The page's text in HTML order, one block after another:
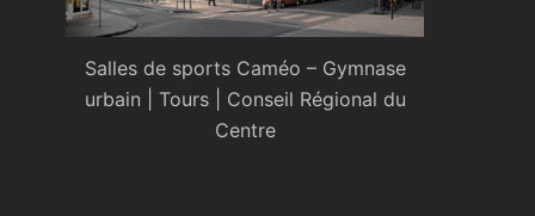
Salles de sports Caméo – Gymnase
urbain | Tours | Conseil Régional du
Centre